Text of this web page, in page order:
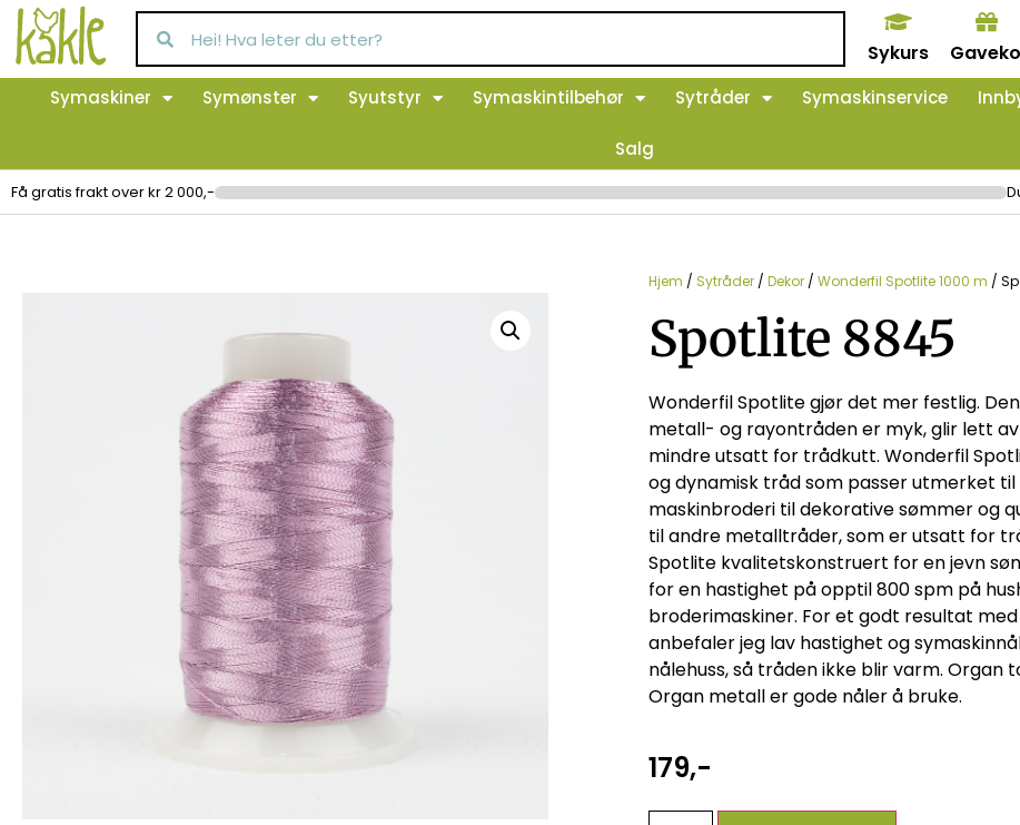
Sykurs
Symaskiner Symønster Syutstyr Symaskintilbehør Sytråder Symaskinservice
Salg
Få gratis frakt over kr 2 000,-
Hjem / Sytråder / Dekor / Wonderfil Spotlite 1000 m /
Spotlite 8845
Wonderfil Spotlite gjør det mer festlig.
metall- og rayontråden er myk, glir lett
mindre utsatt for trådkutt. Wonderfil
og dynamisk tråd som passer utmerket
maskinbroderi til dekorative sømmer og
til andre metalltråder, som er utsatt for
Spotlite kvalitetskonstruert for en jevn
for en hastighet på opptil 800 spm på
broderimaskiner. For et godt resultat
anbefaler jeg lav hastighet og
nålehuss, så tråden ikke blir varm. Organ
Organ metall er gode nåler å bruke.
179,-